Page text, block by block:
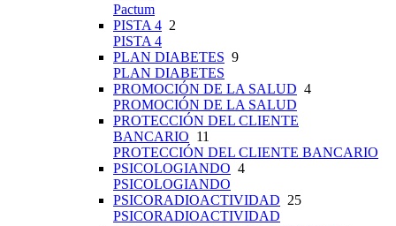
Pactum
PISTA 4 2
PISTA 4
PLAN DIABETES 9
PLAN DIABETES
PROMOCIÓN DE LA SALUD 4
PROMOCIÓN DE LA SALUD
PROTECCIÓN DEL CLIENTE
BANCARIO 11
PROTECCIÓN DEL CLIENTE BANCARIO
PSICOLOGIANDO 4
PSICOLOGIANDO
PSICORADIOACTIVIDAD 25
PSICORADIOACTIVIDAD